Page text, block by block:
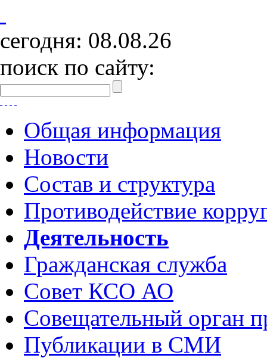
сегодня: 08.08.26
поиск по сайту:
Общая информация
Новости
Состав и структура
Противодействие
Деятельность
Гражданская служба
Совет КСО АО
Совещательный орган
Публикации в СМИ